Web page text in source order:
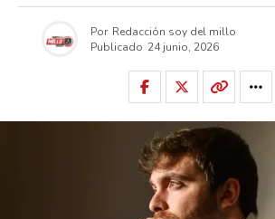
Por Redacción soy del millo
Publicado 24 junio, 2026